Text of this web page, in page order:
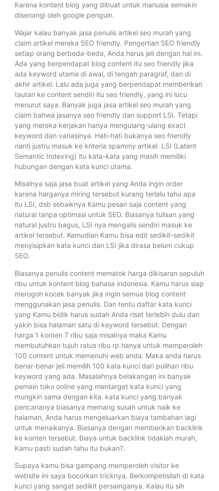
Karena kontent blog yang dibuat untuk manusia semakin
disenangi oleh google penguin.
Wajar kalau banyak jasa penulis artikel seo murah yang
claim artikel mereka SEO friendly. Pengertian SEO friendly
setiap orang berbeda-beda, Anda harus jeli dengan hal ini.
Ada yang berpendapat blog content itu seo friendly jika
ada keyword utama di awal, di tengah paragraf, dan di
akhir artikel. Lalu ada juga yang berpendapat memberikan
tautan ke content sendiri itu seo friendly, yang ini lucu
menurut saya. Banyak juga jasa artikel seo murah yang
claim bahwa jasanya seo friendly dan support LSI. Tetapi
yang mereka kerjakan hanya mengulang-ulang exact
keyword dan variasinya. Hati-hati bukanya seo friendly
nanti justru masuk ke kriteria spammy artikel. LSI (Latent
Semantic Indexing) itu kata-kata yang masih memiliki
hubungan dengan kata kunci utama.
Misalnya saja jasa buat artikel yang Anda ingin order
karena harganya miring tersebut kurang terlalu tahu apa
itu LSI, dsb sebaiknya Kamu pesan saja content yang
natural tanpa optimasi untuk SEO. Biasanya tulisan yang
natural justru bagus, LSI nya mengalis sendiri masuk ke
artikel tersebut. Kemudian Kamu bisa edit sedikit-sedikit
menyisipkan kata kunci dan LSI jika dirasa belum cukup
SEO.
Biasanya penulis content mematok harga dikisaran sepuluh
ribu untuk kontent blog bahasa indonesia. Kamu harus siap
merogoh kocek banyak jika ingin semua blog content
menggunakan jasa penulis. Dan tentu daftar kata kunci
yang Kamu bidik harus sudah Anda riset terlebih dulu dan
yakin bisa halaman satu di keyword tersebut. Dengan
harga 1 konten 7 ribu saja misalnya maka Kamu
membutuhkan tujuh ratus ribu rp hanya untuk memperoleh
100 content untuk memenuhi web anda. Maka anda harus
benar-benar jeli memilih 100 kata kunci dari pulihan ribu
keyword yang ada. Masalahnya belakangan ini banyak
pemain toko online yang mentarget kata kunci yang
mungkin sama dengan kita. kata kunci yang banyak
pencarianya biasanya memang susah untuk naik ke
halaman, Anda harus mengeluarkan biaya tambahan lagi
untuk menaikanya. Biasanya dengan memberikan backlink
ke konten tersebut. Biaya untuk backlink tidaklah murah,
Kamu pasti sudah tahu itu bukan?.
Supaya kamu bisa gampang memperoleh visitor ke
website ini saya bocorkan tricknya. Berkompetisilah di kata
kunci yang sangat sedikit persainganya. Kalau itu sih